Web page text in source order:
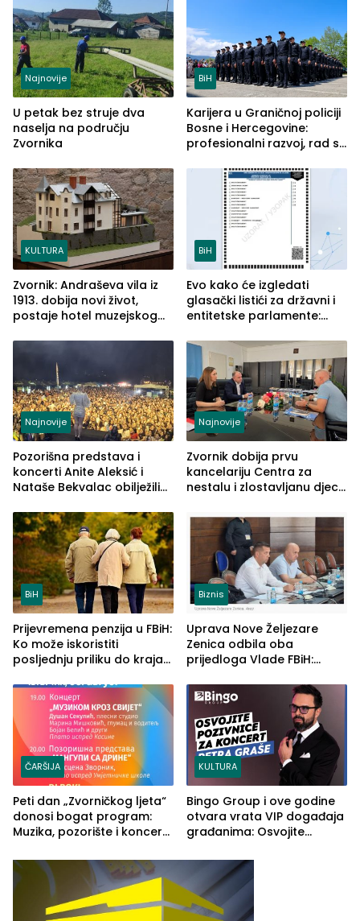
Najnovije
U petak bez struje dva
naselja na području
Zvornika
BiH
Karijera u Graničnoj policiji
Bosne i Hercegovine:
profesionalni razvoj, rad sa
služba građanima
KULTURA
Zvornik: Andraševa vila iz
1913. dobija novi život,
postaje hotel muzejskog
BiH
Evo kako će izgledati
glasački listići za državni i
entitetske parlamente:
vidljive na njima
Najnovije
Pozorišna predstava i
koncerti Anite Aleksić i
Nataše Bekvalac obilježili
ljeta (FOTO)
Najnovije
Zvornik dobija prvu
kancelariju Centra za
nestalu i zlostavljanu djecu
BiH
Prijevremena penzija u FBiH:
Ko može iskoristiti
posljednju priliku do kraja
Biznis
Uprava Nove Željezare
Zenica odbila oba
prijedloga Vlade FBiH:
rješenje
ČARŠIJA
Peti dan „Zvorničkog ljeta“
donosi bogat program:
Muzika, pozorište i koncert
KULTURA
Bingo Group i ove godine
otvara vrata VIP događaja
građanima: Osvojite
Graše